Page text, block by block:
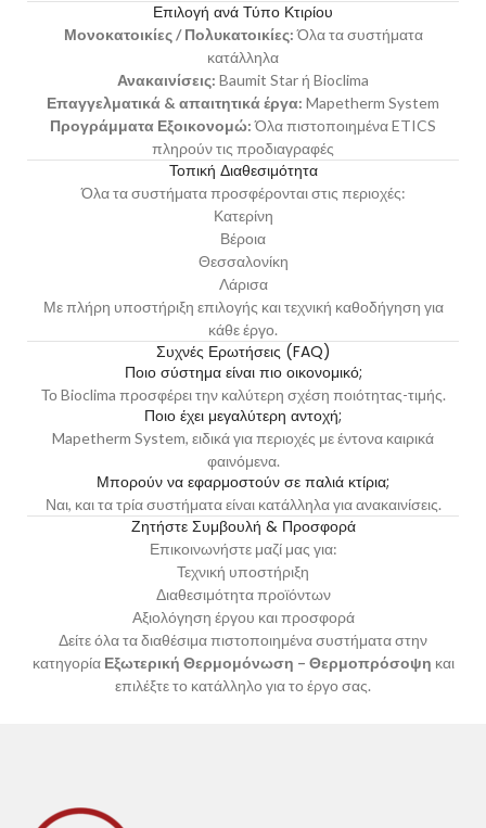
Επιλογή ανά Τύπο Κτιρίου
Μονοκατοικίες / Πολυκατοικίες:Όλα τα συστήματα
κατάλληλα
Ανακαινίσεις: Baumit Star ή Bioclima
Επαγγελματικά & απαιτητικά έργα: Mapetherm System
Προγράμματα Εξοικονομώ:Όλα πιστοποιημένα ETICS
πληρούν τις προδιαγραφές
Τοπική Διαθεσιμότητα
Όλα τα συστήματα προσφέρονται στις περιοχές:
Κατερίνη
Βέροια
Θεσσαλονίκη
Λάρισα
Με πλήρη υποστήριξη επιλογής και τεχνική καθοδήγηση για
κάθε έργο.
Συχνές Ερωτήσεις (FAQ)
Ποιο σύστημα είναι πιο οικονομικό;
Το Bioclima προσφέρει την καλύτερη σχέση ποιότητας-τιμής.
Ποιο έχει μεγαλύτερη αντοχή;
Mapetherm System, ειδικά για περιοχές με έντονα καιρικά
φαινόμενα.
Μπορούν να εφαρμοστούν σε παλιά κτίρια;
Ναι, και τα τρία συστήματα είναι κατάλληλα για ανακαινίσεις.
Ζητήστε Συμβουλή & Προσφορά
Επικοινωνήστε μαζί μας για:
Τεχνική υποστήριξη
Διαθεσιμότητα προϊόντων
Αξιολόγηση έργου και προσφορά
Δείτε όλα τα διαθέσιμα πιστοποιημένα συστήματα στην
κατηγορία Εξωτερική Θερμομόνωση – Θερμοπρόσοψη και
επιλέξτε το κατάλληλο για το έργο σας.